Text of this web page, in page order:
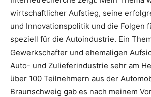
wirtschaftlicher Aufstieg, seine
und Innovationspolitik und die Folgen
speziell für die Autoindustrie. Ein
Gewerkschafter und ehemaligen
Auto- und Zulieferindustrie sehr am
über 100 Teilnehmern aus der
Braunschweig gab es nach meinem